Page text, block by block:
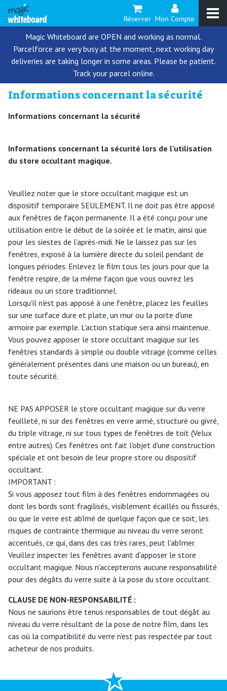
Réserver Mon Compte
Magic Whiteboard are OPEN and working as normal.
Parcelforce are very busy at the moment, next working day
deliveries are taking longer in some areas. Please be patient.
Track your parcel online.
Informations concernant la sécurité
Informations concernant la sécurité
Informations concernant la sécurité lors de l'utilisation
du store occultant magique.
Veuillez noter que le store occultant magique est un
dispositif temporaire SEULEMENT. Il ne doit pas être apposé
aux fenêtres de façon permanente. Il a été conçu pour une
utilisation entre le début de la soirée et le matin, ainsi que
pour les siestes de l'après-midi. Ne le laissez pas sur les
fenêtres, exposé à la lumière directe du soleil pendant de
longues périodes. Enlevez le film tous les jours pour que la
fenêtre respire, de la même façon que vous ouvrez les
rideaux ou un store traditionnel.
Lorsqu'il n'est pas apposé à une fenêtre, placez les feuilles
sur une surface dure et plate, un mur ou la porte d'une
armoire par exemple. L'action statique sera ainsi maintenue.
Vous pouvez apposer le store occultant magique sur les
fenêtres standards à simple ou double vitrage (comme celles
généralement présentes dans une maison ou un bureau), en
toute sécurité.
NE PAS APPOSER le store occultant magique sur du verre
feuilleté, ni sur des fenêtres en verre armé, structuré ou givré,
du triple vitrage, ni sur tous types de fenêtres de toit (Velux
entre autres). Ces fenêtres ont fait l'objet d'une construction
spéciale et ont besoin de leur propre store ou dispositif
occultant.
IMPORTANT :
Si vous apposez tout film à des fenêtres endommagées ou
dont les bords sont fragilisés, visiblement écaillés ou fissurés,
ou que le verre est abîmé de quelque façon que ce soit, les
risques de contrainte thermique au niveau du verre seront
accentués, ce qui, dans des cas très rares, peut l'abîmer.
Veuillez inspecter les fenêtres avant d'apposer le store
occultant magique. Nous n'accepterons aucune responsabilité
pour des dégâts du verre suite à la pose du store occultant.
CLAUSE DE NON-RESPONSABILITÉ :
Nous ne saurions être tenus responsables de tout dégât au
niveau du verre résultant de la pose de notre film, dans les
cas où la compatibilité du verre n'est pas respectée par tout
acheteur de nos produits.